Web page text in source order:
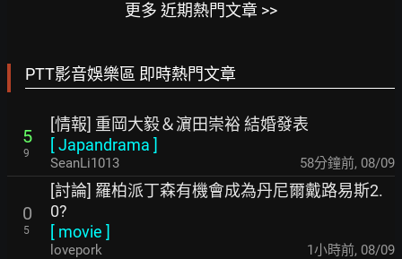
更多 近期熱門文章 >>
PTT影音娛樂區 即時熱門文章
5
9
[情報] 重岡大毅＆濵田崇裕 結婚發表
[Japandrama ]
SeanLi1013 58分鐘前, 08/09
0
5
[討論] 羅柏派丁森有機會成為丹尼爾戴路易斯2.
0?
[ movie ]
lovepork 1小時前, 08/09